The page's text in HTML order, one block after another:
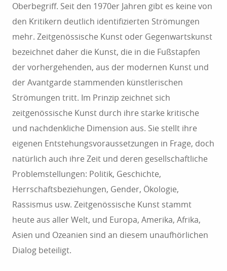
Oberbegriff. Seit den 1970er Jahren gibt es keine von
den Kritikern deutlich identifizierten Strömungen
mehr. Zeitgenössische Kunst oder Gegenwartskunst
bezeichnet daher die Kunst, die in die Fußstapfen
der vorhergehenden, aus der modernen Kunst und
der Avantgarde stammenden künstlerischen
Strömungen tritt. Im Prinzip zeichnet sich
zeitgenössische Kunst durch ihre starke kritische
und nachdenkliche Dimension aus. Sie stellt ihre
eigenen Entstehungsvoraussetzungen in Frage, doch
natürlich auch ihre Zeit und deren gesellschaftliche
Problemstellungen: Politik, Geschichte,
Herrschaftsbeziehungen, Gender, Ökologie,
Rassismus usw. Zeitgenössische Kunst stammt
heute aus aller Welt, und Europa, Amerika, Afrika,
Asien und Ozeanien sind an diesem unaufhörlichen
Dialog beteiligt.